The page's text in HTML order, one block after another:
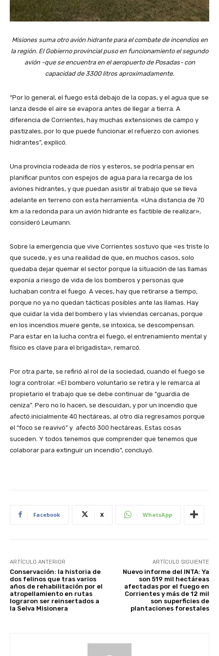
Misiones suma otro avión hidrante para el combate de incendios en
la región. El Gobierno provincial puso en funcionamiento el segundo
avión -que se encuentra en el aeropuerto de Posadas- con
capacidad de 3300 litros aproximadamente.
“Por lo general, el fuego está debajo de la copas, y el agua que se
lanza desde el aire se evapora antes de llegar a tierra. A
diferencia de Corrientes, hay muchas extensiones de campo y
pastizales, por lo que puede funcionar el refuerzo con aviones
hidrantes”, explicó.
Una provincia rodeada de ríos y esteros, se podría pensar en
planificar puntos con espejos de agua para la recarga de los
aviones hidrantes, y que puedan asistir al trabajo que se lleva
adelante en terreno con esta herramienta. «Una distancia de 70
km a la redonda para un avión hidrante es factible de realizar»,
consideró Leumann.
Sobre la emergencia que vive Corrientes sostuvo que «es triste lo
que sucede, y es una realidad de que, en muchos casos, solo
quedaba dejar quemar el sector porque la situación de las llamas
exponía a riesgo de vida de los bomberos y personas que
luchaban contra el fuego. A veces, hay que retirarse a tiempo,
porque no ya no quedan tácticas posibles ante las llamas. Hay
que cuidar la vida del bombero y las viviendas cercanas, porque
en los incendios muere gente, se intoxica, se descompensan.
Para estar en la lucha contra el fuego, el entrenamiento mental y
físico es clave para el brigadista», remarcó.
Por otra parte, se refirió al rol de la sociedad, cuando el fuego se
logra controlar. «El bombero voluntario se retira y le remarca al
propietario el trabajo que se debe continuar de “guardia de
ceniza”. Pero no lo hacen, se descuidan, y por un incendio que
afectó inicialmente 40 hectáreas, al otro día regresamos porque
el “foco se reavivó” y afectó 300 hectáreas. Estas cosas
suceden. Y todos tenemos que comprender que tenemos que
colaborar para extinguir un incendio”, concluyó.
Facebook X WhatsApp
ARTÍCULO ANTERIOR
Conservación: la historia de
dos felinos que tras varios
años de rehabilitación por el
atropellamiento en rutas
lograron ser reinsertados a
la Selva Misionera
ARTÍCULO SIGUIENTE
Nuevo informe del INTA: Ya
son 519 mil hectáreas
afectadas por el fuego en
Corrientes y más de 12 mil
son superficies de
plantaciones forestales